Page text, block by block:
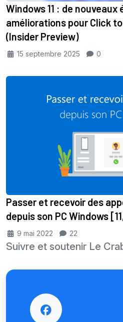
Windows 11 : de nouveaux
améliorations pour Click
(Insider Preview)
15 septembre 2025 0
Passer et recevoir des
depuis son PC Windows
9 mai 2022 22
Suivre et soutenir Le